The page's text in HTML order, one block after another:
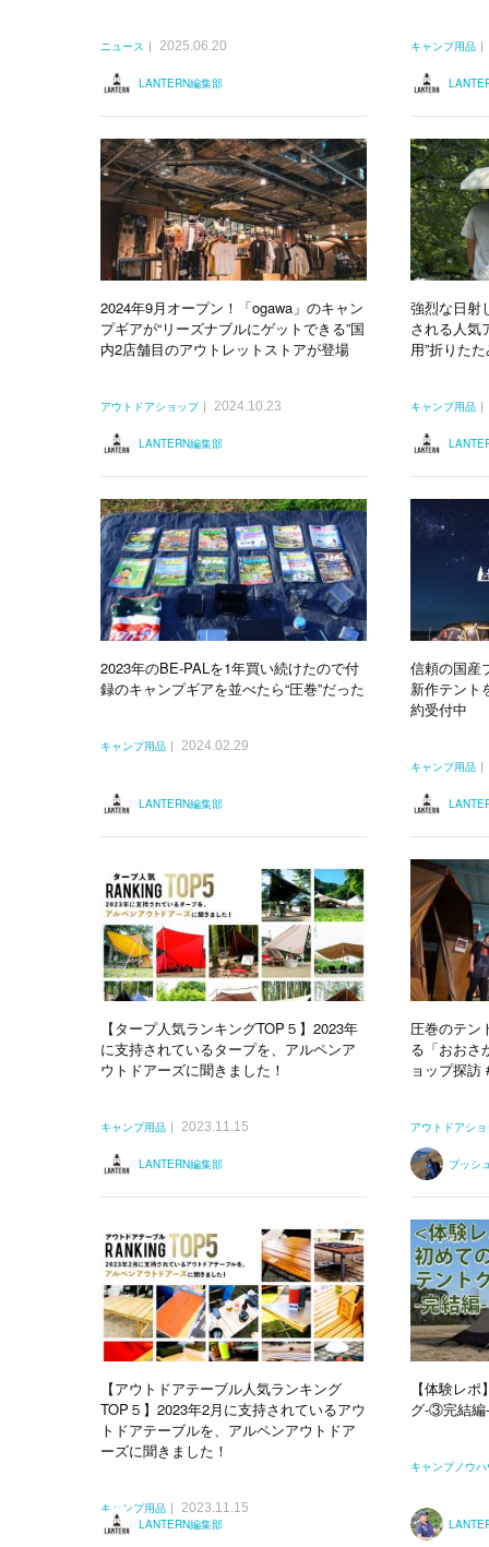
ニュース 2025.06.20
LANTERN編集部
キャンプ用品
2024年9月オープン！「ogawa」のキャン
プギアが“リーズナブルにゲットできる”国
内2店舗目のアウトレットストアが登場
アウトドアショップ 2024.10.23
LANTERN編集部
強烈な日射
される人気
用”折りた
キャンプ用品
2023年のBE-PALを1年買い続けたので付
録のキャンプギアを並べたら“圧巻”だった
キャンプ用品 2024.02.29
LANTERN編集部
信頼の国産
新作テント
約受付中
キャンプ用品
【タープ人気ランキングTOP５】2023年
に支持されているタープを、アルペンア
ウトドアーズに聞きました！
キャンプ用品 2023.11.15
LANTERN編集部
圧巻のテン
る「おおさ
ョップ探訪
アウトドアショ
ブッシ
【アウトドアテーブル人気ランキング
TOP５】2023年2月に支持されているアウ
トドアテーブルを、アルペンアウトドア
ーズに聞きました！
キャンプ用品
2023.11.15
LANTERN編集部
【体験レ
グ-③完結編-
キャンプノウハ